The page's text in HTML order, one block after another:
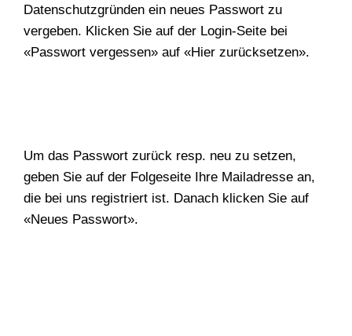
Datenschutzgründen ein neues Passwort zu
vergeben. Klicken Sie auf der Login-Seite bei
«Passwort vergessen» auf «Hier zurücksetzen».
Um das Passwort zurück resp. neu zu setzen,
geben Sie auf der Folgeseite Ihre Mailadresse an,
die bei uns registriert ist. Danach klicken Sie auf
«Neues Passwort».